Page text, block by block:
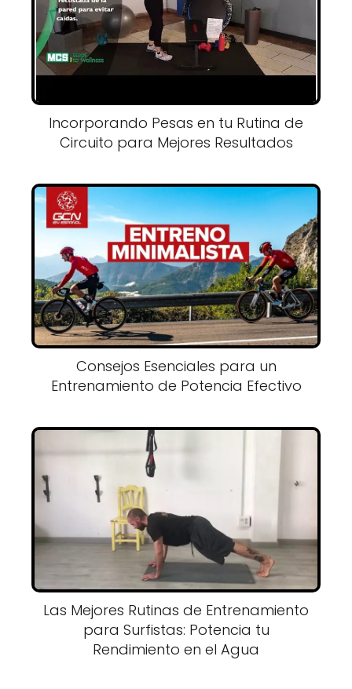
Incorporando Pesas en tu Rutina de
Circuito para Mejores Resultados
Consejos Esenciales para un
Entrenamiento de Potencia Efectivo
Las Mejores Rutinas de Entrenamiento
para Surfistas: Potencia tu
Rendimiento en el Agua